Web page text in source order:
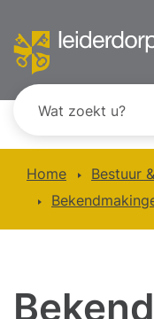
Home Bestuur